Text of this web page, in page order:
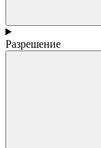
Разрешение